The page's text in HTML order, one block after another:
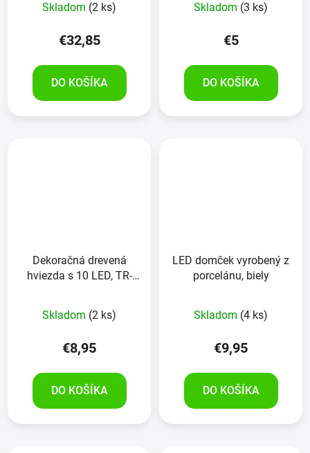
Skladom (2 ks)
€32,85
DO KOŠÍKA
Skladom (3 ks)
€5
DO KOŠÍKA
Dekoračná drevená
hviezda s 10 LED, TR-
Skladom (2 ks)
€8,95
DO KOŠÍKA
LED domček vyrobený z
porcelánu, biely
Skladom (4 ks)
€9,95
DO KOŠÍKA